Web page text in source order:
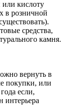
или кислоту
в розничной
средства,
камня.
вернуть в
покупки, или
если,
интерьера